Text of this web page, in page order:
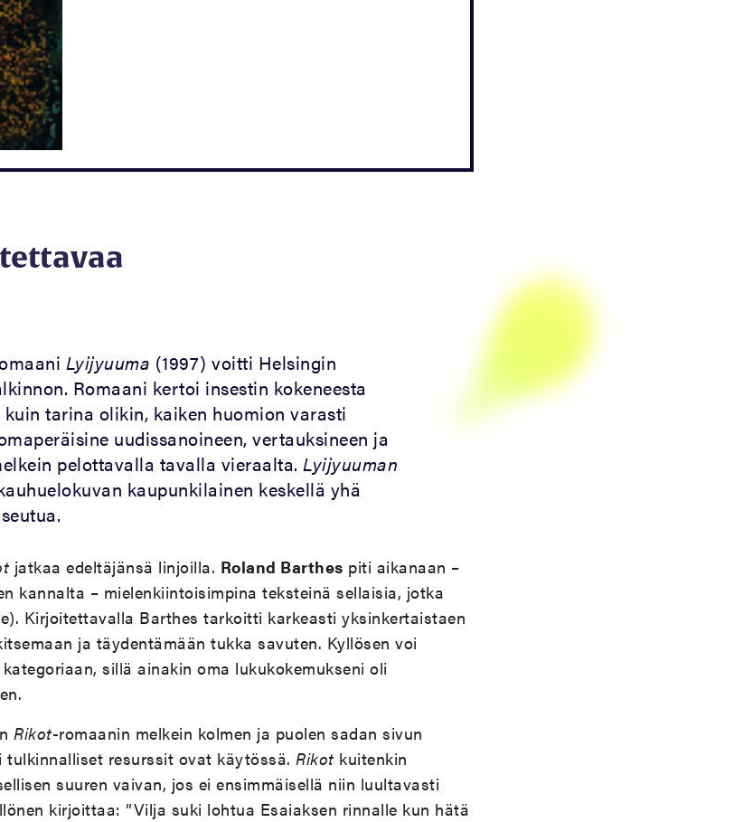
Lyijyuuma (1997) voitti Helsingin
Romaani kertoi insestin kokeneesta
tarina olikin, kaiken huomion varasti
uudissanoineen, vertauksineen ja
pelottavalla tavalla vieraalta. Lyijyuuman
kaupunkilainen keskellä yhä
jatkaa edeltäjänsä linjoilla. Roland Barthes piti aikanaan –
kannalta – mielenkiintoisimpina teksteinä sellaisia, jotka
Kirjoitettavalla Barthes tarkoitti karkeasti yksinkertaistaen
ja täydentämään tukka savuten. Kyllösen voi
sillä ainakin oma lukukokemukseni oli
Rikot-romaanin melkein kolmen ja puolen sadan sivun
resurssit ovat käytössä. Rikot kuitenkin
suuren vaivan, jos ei ensimmäisellä niin luultavasti
kirjoittaa: ”Vilja suki lohtua Esaiaksen rinnalle kun hätä